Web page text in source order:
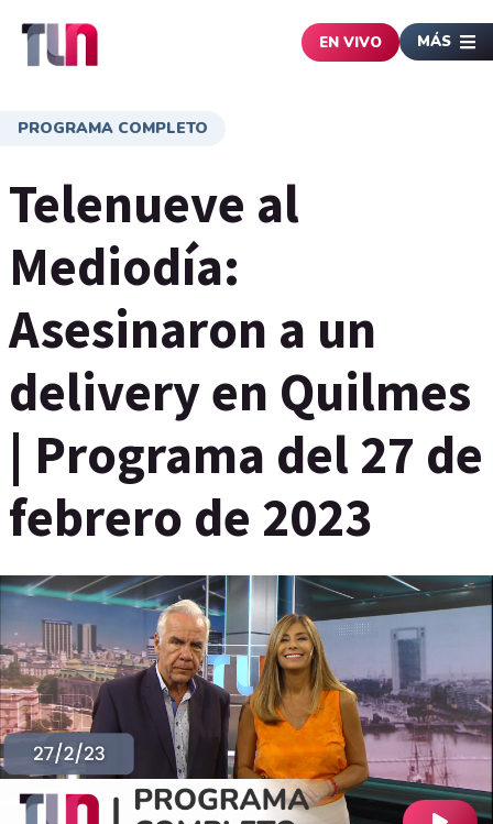
EN VIVO MÁS
PROGRAMA COMPLETO
Telenueve al
Mediodía:
Asesinaron a un
delivery en Quilmes
| Programa del 27 de
febrero de 2023